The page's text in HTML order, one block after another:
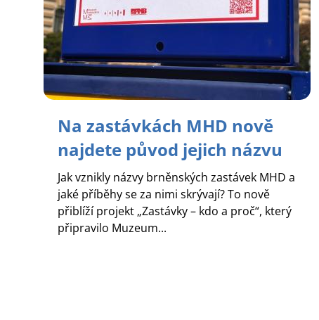
Na zastávkách MHD nově
najdete původ jejich názvu
Jak vznikly názvy brněnských zastávek MHD a
jaké příběhy se za nimi skrývají? To nově
přiblíží projekt „Zastávky – kdo a proč“, který
připravilo Muzeum...